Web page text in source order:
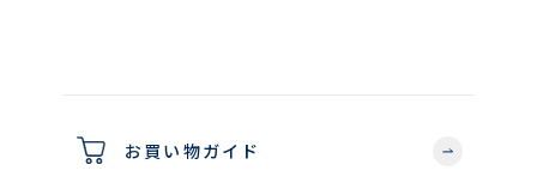
お買い物ガイド